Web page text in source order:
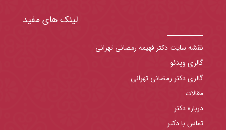
لینک های مفید
نقشه سایت دکتر فهیمه رمضانی تهرانی
گالری ویدئو
گالری دکتر رمضانی تهرانی
مقالات
درباره دکتر
تماس با دکتر